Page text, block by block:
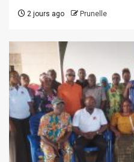
2 jours ago Prunelle